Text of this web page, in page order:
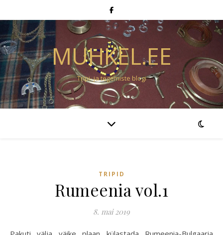
MUHKEL.EE
Tripi- ja tegemiste blogi
TRIPID
Rumeenia vol.1
8. mai 2019